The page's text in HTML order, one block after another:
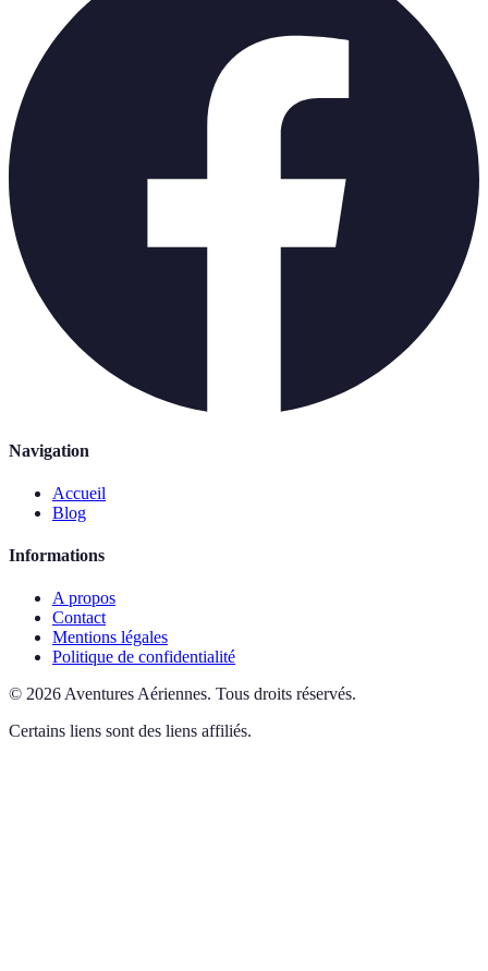
Navigation
Accueil
Blog
Informations
A propos
Contact
Mentions légales
Politique de confidentialité
© 2026Aventures Aériennes. Tous droits réservés.
Certains liens sont des liens affiliés.